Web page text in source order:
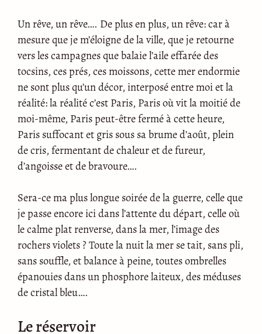
Un rêve, un rêve…. De plus en plus, un rêve: car à
mesure que je m’éloigne de la ville, que je retourne
vers les campagnes que balaie l’aile effarée des
tocsins, ces prés, ces moissons, cette mer endormie
ne sont plus qu’un décor, interposé entre moi et la
réalité: la réalité c’est Paris, Paris où vit la moitié de
moi-même, Paris peut-être fermé à cette heure,
Paris suffocant et gris sous sa brume d’août, plein
de cris, fermentant de chaleur et de fureur,
d’angoisse et de bravoure….
Sera-ce ma plus longue soirée de la guerre, celle que
je passe encore ici dans l’attente du départ, celle où
le calme plat renverse, dans la mer, l’image des
rochers violets ? Toute la nuit la mer se tait, sans pli,
sans souffle, et balance à peine, toutes ombrelles
épanouies dans un phosphore laiteux, des méduses
de cristal bleu….
Le réservoir